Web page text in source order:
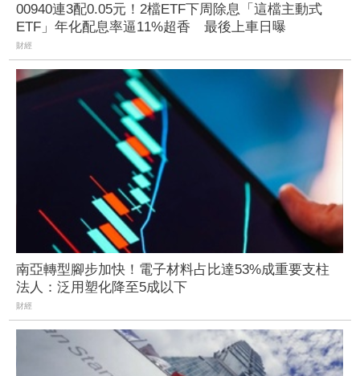
00940連3配0.05元！2檔ETF下周除息「這檔主動式
ETF」年化配息率逼11%超香 最後上車日曝
財經
南亞轉型腳步加快！電子材料占比達53%成重要支柱
法人：泛用塑化降至5成以下
財經